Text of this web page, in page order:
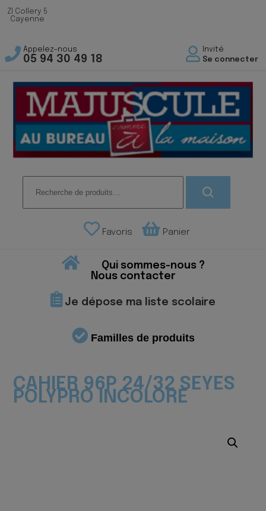
ZI Collery 5
Cayenne
Appelez-nous
05 94 30 49 18
Invité
Se connecter
pour :
Favoris Panier
Qui sommes-nous ?
Nous contacter
Je dépose ma liste scolaire
Familles de produits
CAHIER 96P 24/32 SEYES
POLYPRO INCOLORE